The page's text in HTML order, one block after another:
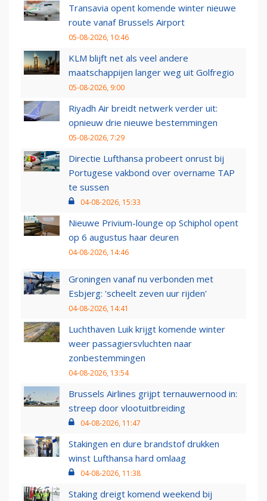
Transavia opent komende winter nieuwe
route vanaf Brussels Airport
05-08-2026, 10:46
KLM blijft net als veel andere
maatschappijen langer weg uit Golfregio
05-08-2026, 9:00
Riyadh Air breidt netwerk verder uit:
opnieuw drie nieuwe bestemmingen
05-08-2026, 7:29
Directie Lufthansa probeert onrust bij
Portugese vakbond over overname TAP
te sussen
04-08-2026, 15:33
Nieuwe Privium-lounge op Schiphol opent
op 6 augustus haar deuren
04-08-2026, 14:46
Groningen vanaf nu verbonden met
Esbjerg: 'scheelt zeven uur rijden'
04-08-2026, 14:41
Luchthaven Luik krijgt komende winter
weer passagiersvluchten naar
zonbestemmingen
04-08-2026, 13:54
Brussels Airlines grijpt ternauwernood in:
streep door vlootuitbreiding
04-08-2026, 11:47
Stakingen en dure brandstof drukken
winst Lufthansa hard omlaag
04-08-2026, 11:38
Staking dreigt komend weekend bij